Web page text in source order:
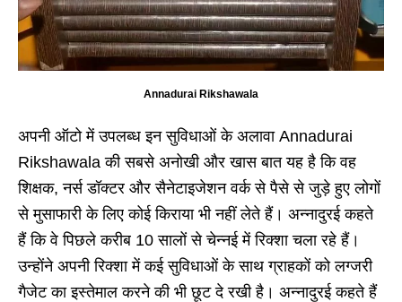
Annadurai Rikshawala
अपनी ऑटो में उपलब्ध इन सुविधाओं के अलावा Annadurai
Rikshawala की सबसे अनोखी और खास बात यह है कि वह
शिक्षक, नर्स डॉक्टर और सैनेटाइजेशन वर्क से पैसे से जुड़े हुए लोगों
से मुसाफारी के लिए कोई किराया भी नहीं लेते हैं। अन्नादुरई कहते
हैं कि वे पिछले करीब 10 सालों से चेन्नई में रिक्शा चला रहे हैं।
उन्होंने अपनी रिक्शा में कई सुविधाओं के साथ ग्राहकों को लग्जरी
गैजेट का इस्तेमाल करने की भी छूट दे रखी है। अन्नादुरई कहते हैं